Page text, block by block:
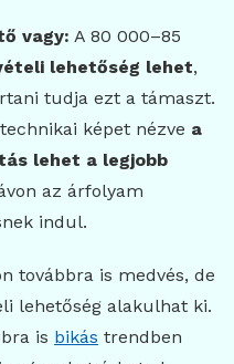
vagy: A 80 000–85
lehetőség lehet,
tudja ezt a támaszt.
képet nézve a
lehet a legjobb
az árfolyam
indul.
továbbra is medvés, de
lehetőség alakulhat ki.
is bikás trendben